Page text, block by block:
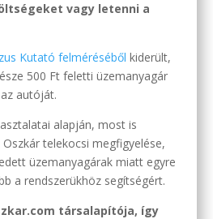
vagy letenni a
Kutató felméréséből kiderült,
500 Ft feletti üzemanyagár
autóját.
alapján, most is
telekocsi megfigyelése,
üzemanyagárak miatt egyre
a rendszerükhöz segítségért.
társalapítója, így